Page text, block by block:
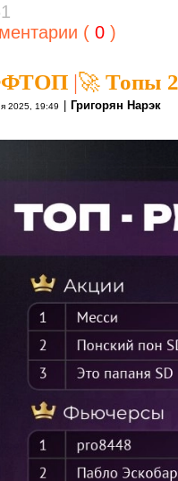
( 0 )
|🚀 Топы
2025, 19:49 | Григорян Нарэк